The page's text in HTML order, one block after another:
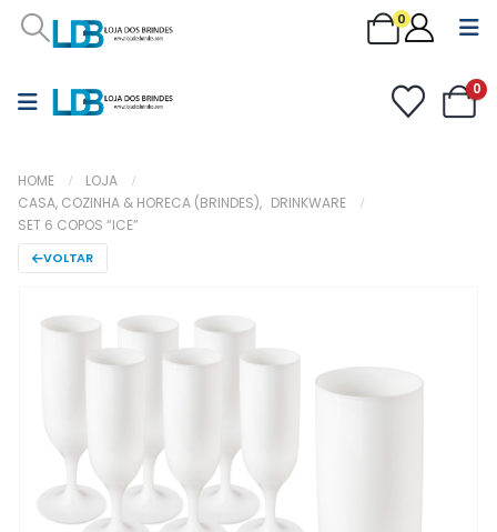
0
0
HOME
LOJA
CASA, COZINHA & HORECA (BRINDES), DRINKWARE
SET 6 COPOS “ICE”
VOLTAR